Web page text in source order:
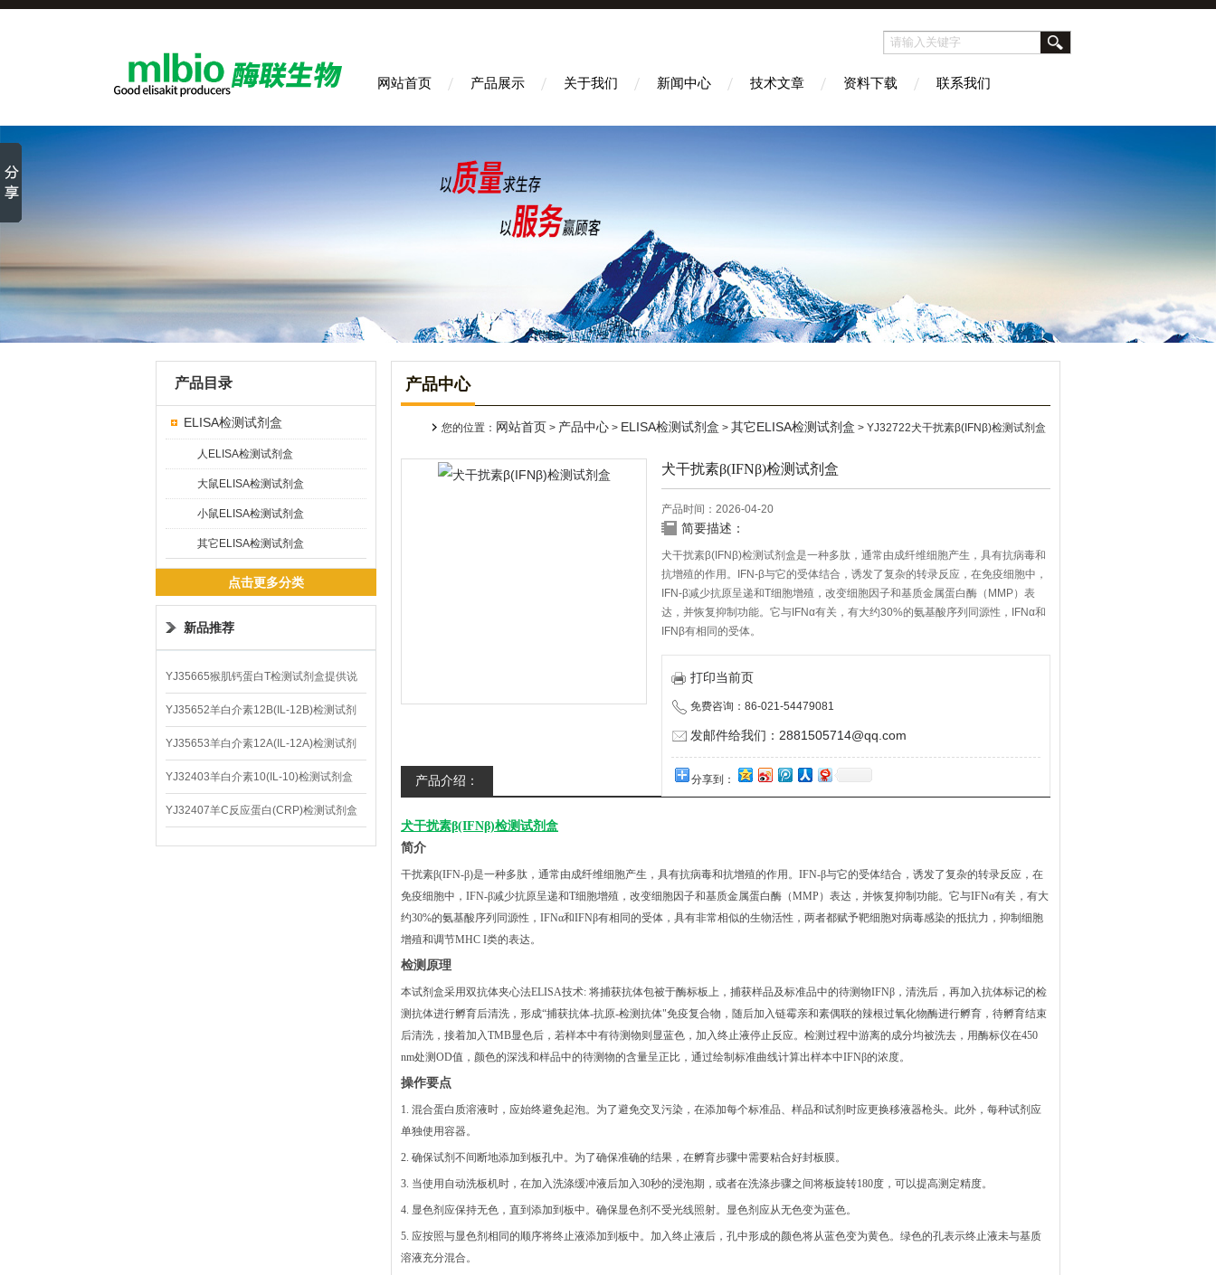
网站首页 产品展示 关于我们 新闻中心 技术文章 资料下载 联系我们
产品目录
ELISA检测试剂盒
人ELISA检测试剂盒
大鼠ELISA检测试剂盒
小鼠ELISA检测试剂盒
其它ELISA检测试剂盒
点击更多分类
新品推荐
YJ35665猴肌钙蛋白T检测试剂盒提供说
明书
YJ35652羊白介素12B(IL-12B)检测试剂
盒
YJ35653羊白介素12A(IL-12A)检测试剂
盒
YJ32403羊白介素10(IL-10)检测试剂盒
YJ32407羊C反应蛋白(CRP)检测试剂盒
产品中心
您的位置： 网站首页 > 产品中心 > ELISA检测试剂盒 > 其它ELISA检测试剂盒 > YJ32722犬干扰素β(IFNβ)检测试剂盒
犬干扰素β(IFNβ)检测试剂盒
产品时间：2026-04-20
简要描述：
犬干扰素β(IFNβ)检测试剂盒是一种多肽，通常由成纤维细胞产生，具有抗病毒和
抗增殖的作用。IFN-β与它的受体结合，诱发了复杂的转录反应，在免疫细胞中，
IFN-β减少抗原呈递和T细胞增殖，改变细胞因子和基质金属蛋白酶（MMP）表
达，并恢复抑制功能。它与IFNα有关，有大约30%的氨基酸序列同源性，IFNα和
IFNβ有相同的受体。
打印当前页
免费咨询：86-021-54479081
发邮件给我们：2881505714@qq.com
分享到：
产品介绍：
犬干扰素β(IFNβ)检测试剂盒
简介
干扰素β(IFN-β)是一种多肽，通常由成纤维细胞产生，具有抗病毒和抗增殖的作用。IFN-β与它的受体结合，诱发了复杂的转录反应，在
免疫细胞中，IFN-β减少抗原呈递和T细胞增殖，改变细胞因子和基质金属蛋白酶（MMP）表达，并恢复抑制功能。它与IFNα有关，有大
约30%的氨基酸序列同源性，IFNα和IFNβ有相同的受体，具有非常相似的生物活性，两者都赋予靶细胞对病毒感染的抵抗力，抑制细胞
增殖和调节MHC I类的表达。
检测原理
本试剂盒采用双抗体夹心法ELISA技术: 将捕获抗体包被于酶标板上，捕获样品及标准品中的待测物IFNβ，清洗后，再加入抗体标记的检
测抗体进行孵育后清洗，形成“捕获抗体-抗原-检测抗体"免疫复合物，随后加入链霉亲和素偶联的辣根过氧化物酶进行孵育，待孵育结束
后清洗，接着加入TMB显色后，若样本中有待测物则显蓝色，加入终止液停止反应。检测过程中游离的成分均被洗去，用酶标仪在450
nm处测OD值，颜色的深浅和样品中的待测物的含量呈正比，通过绘制标准曲线计算出样本中IFNβ的浓度。
操作要点
1. 混合蛋白质溶液时，应始终避免起泡。为了避免交叉污染，在添加每个标准品、样品和试剂时应更换移液器枪头。此外，每种试剂应
单独使用容器。
2. 确保试剂不间断地添加到板孔中。为了确保准确的结果，在孵育步骤中需要粘合好封板膜。
3. 当使用自动洗板机时，在加入洗涤缓冲液后加入30秒的浸泡期，或者在洗涤步骤之间将板旋转180度，可以提高测定精度。
4. 显色剂应保持无色，直到添加到板中。确保显色剂不受光线照射。显色剂应从无色变为蓝色。
5. 应按照与显色剂相同的顺序将终止液添加到板中。加入终止液后，孔中形成的颜色将从蓝色变为黄色。绿色的孔表示终止液未与基质
溶液充分混合。